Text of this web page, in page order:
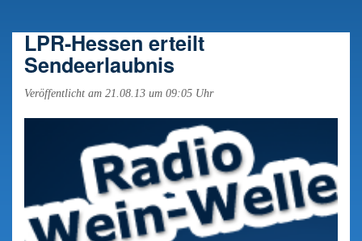
LPR-Hessen erteilt
Sendeerlaubnis
Veröffentlicht am 21.08.13 um 09:05 Uhr